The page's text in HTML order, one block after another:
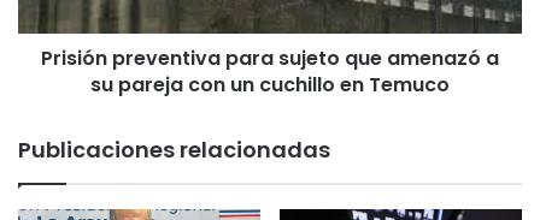
e
n
f
u
r
t
i
v
Prisión preventiva para sujeto que amenazó a
su pareja con un cuchillo en Temuco
Publicaciones relacionadas